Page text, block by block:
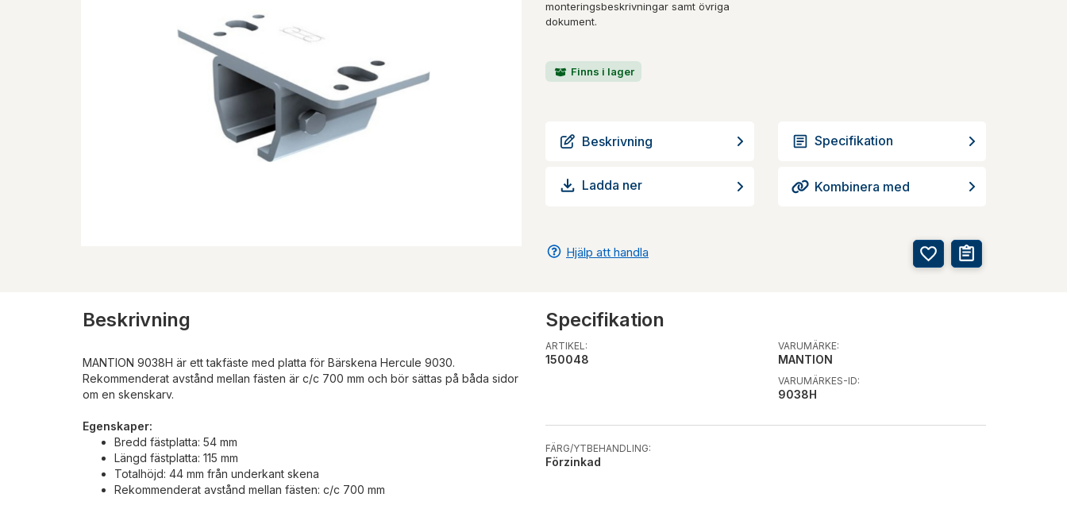
monteringsbeskrivningar samt övriga
dokument.
Finns i lager
Beskrivning Specifikation
Ladda ner Kombinera med
Hjälp att handla
Beskrivning
MANTION 9038H är ett takfäste med platta för Bärskena Hercule 9030.
Rekommenderat avstånd mellan fästen är c/c 700 mm och bör sättas på båda sidor
om en skenskarv.
Egenskaper:
Bredd fästplatta: 54 mm
Längd fästplatta: 115 mm
Totalhöjd: 44 mm från underkant skena
Rekommenderat avstånd mellan fästen: c/c 700 mm
Specifikation
ARTIKEL:
150048
VARUMÄRKE:
MANTION
VARUMÄRKES-ID:
9038H
FÄRG/YTBEHANDLING:
Förzinkad